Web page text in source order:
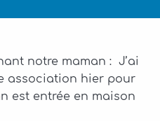
notre maman : J’ai
association hier pour
est entrée en maison